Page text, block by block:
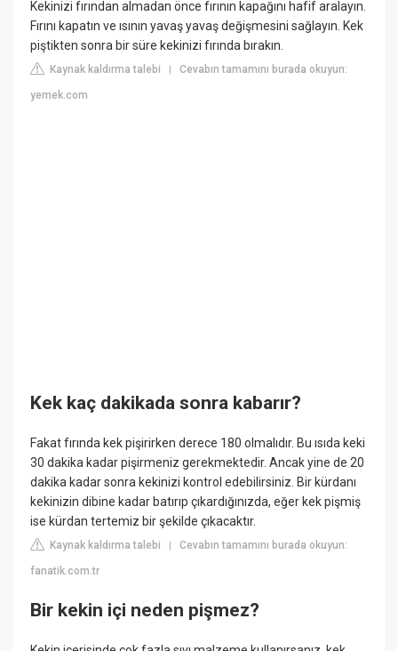
Kekinizi fırından almadan önce fırının kapağını hafif aralayın.
Fırını kapatın ve ısının yavaş yavaş değişmesini sağlayın. Kek
piştikten sonra bir süre kekinizi fırında bırakın.
Kaynak kaldırma talebi |Cevabın tamamını burada okuyun:
yemek.com
Kek kaç dakikada sonra kabarır?
Fakat fırında kek pişirirken derece 180 olmalıdır. Bu ısıda keki
30 dakika kadar pişirmeniz gerekmektedir. Ancak yine de 20
dakika kadar sonra kekinizi kontrol edebilirsiniz. Bir kürdanı
kekinizin dibine kadar batırıp çıkardığınızda, eğer kek pişmiş
ise kürdan tertemiz bir şekilde çıkacaktır.
Kaynak kaldırma talebi |Cevabın tamamını burada okuyun:
fanatik.com.tr
Bir kekin içi neden pişmez?